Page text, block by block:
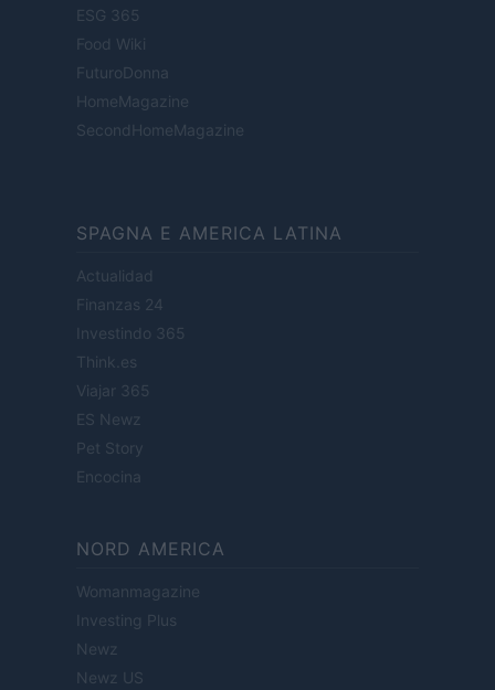
ESG 365
Food Wiki
FuturoDonna
HomeMagazine
SecondHomeMagazine
SPAGNA E AMERICA LATINA
Actualidad
Finanzas 24
Investindo 365
Think.es
Viajar 365
ES Newz
Pet Story
Encocina
NORD AMERICA
Womanmagazine
Investing Plus
Newz
Newz US